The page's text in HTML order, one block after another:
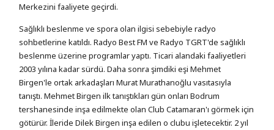
Merkezini faaliyete geçirdi.
Sağlıklı beslenme ve spora olan ilgisi sebebiyle radyo
sohbetlerine katıldı. Radyo Best FM ve Radyo TGRT'de sağlıklı
beslenme üzerine programlar yaptı. Ticari alandaki faaliyetleri
2003 yılına kadar sürdü. Daha sonra şimdiki eşi Mehmet
Birgen'le ortak arkadaşları Murat Murathanoğlu vasıtasıyla
tanıştı. Mehmet Birgen ilk tanıştıkları gün onları Bodrum
tershanesinde inşa edilmekte olan Club Catamaran'ı görmek için
götürür. İleride Dilek Birgen inşa edilen o clubu işletecektir. 2 yıl